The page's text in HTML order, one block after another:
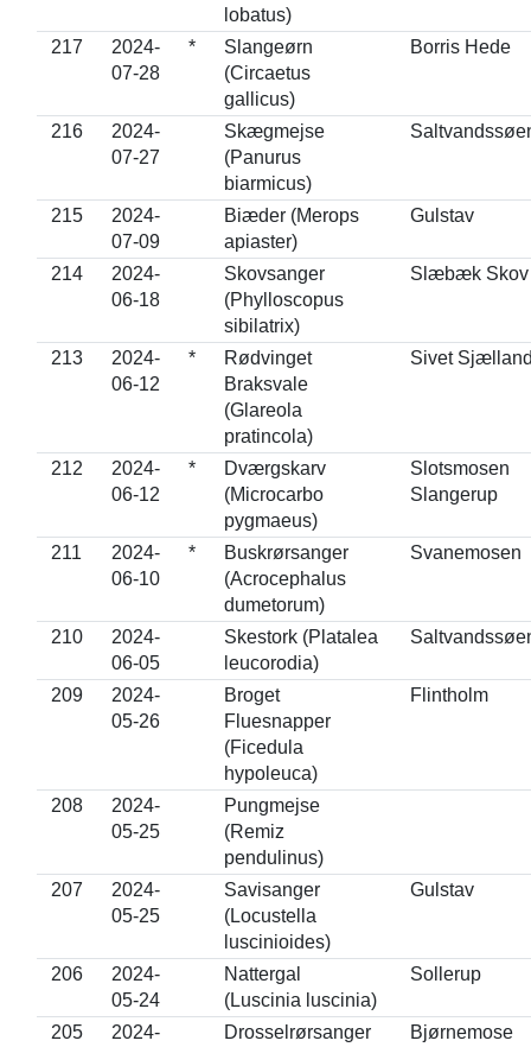
lobatus)
217
2024-
07-28
*
Slangeørn
(Circaetus
gallicus)
Borris Hede
216
2024-
07-27
Skægmejse
(Panurus
biarmicus)
215
2024-
07-09
Biæder (Merops
apiaster)
Gulstav
214
2024-
06-18
Skovsanger
(Phylloscopus
sibilatrix)
Slæbæk Skov
213
2024-
06-12
*
Rødvinget
Braksvale
(Glareola
pratincola)
Sivet
212
2024-
06-12
*
Dværgskarv
(Microcarbo
pygmaeus)
Slotsmosen
Slangerup
211
2024-
06-10
*
Buskrørsanger
(Acrocephalus
dumetorum)
Svanemosen
210
2024-
06-05
Skestork (Platalea
leucorodia)
209
2024-
05-26
Broget
Fluesnapper
(Ficedula
hypoleuca)
Flintholm
208
2024-
05-25
Pungmejse
(Remiz
pendulinus)
207
2024-
05-25
Savisanger
(Locustella
luscinioides)
Gulstav
206
2024-
05-24
Nattergal
(Luscinia luscinia)
Sollerup
205
2024-
Drosselrørsanger
Bjørnemose